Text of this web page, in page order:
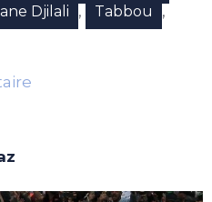
Djilali , Tabbou ,